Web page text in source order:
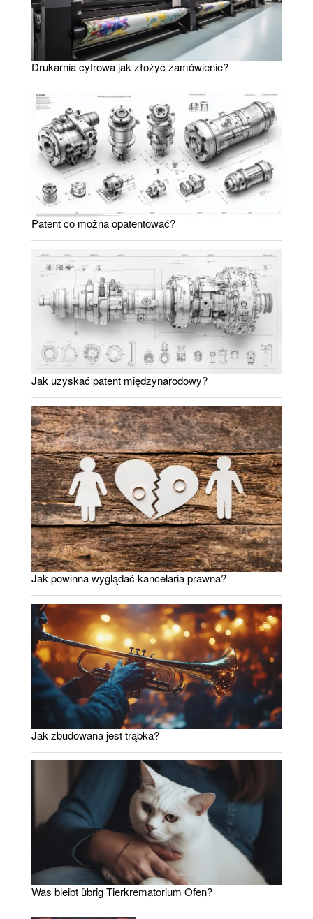
Drukarnia cyfrowa jak złożyć zamówienie?
Patent co można opatentować?
Jak uzyskać patent międzynarodowy?
Jak powinna wyglądać kancelaria prawna?
Jak zbudowana jest trąbka?
Was bleibt übrig Tierkrematorium Ofen?